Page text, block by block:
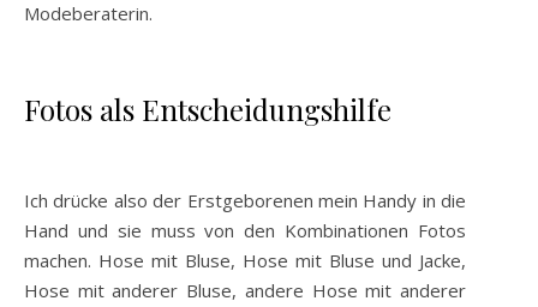
Modeberaterin.
Fotos als Entscheidungshilfe
Ich drücke also der Erstgeborenen mein Handy in die
Hand und sie muss von den Kombinationen Fotos
machen. Hose mit Bluse, Hose mit Bluse und Jacke,
Hose mit anderer Bluse, andere Hose mit anderer